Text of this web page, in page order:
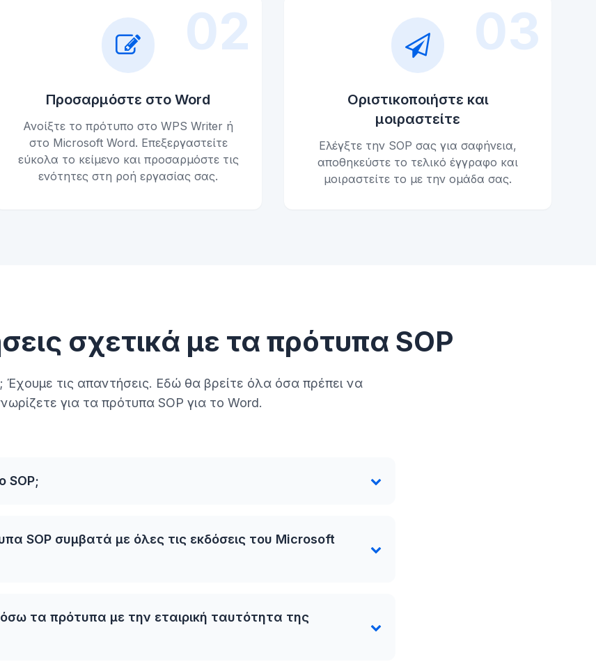
02
Προσαρμόστε στο Word
Ανοίξτε το πρότυπο στο WPS Writer ή
στο Microsoft Word. Επεξεργαστείτε
εύκολα το κείμενο και προσαρμόστε τις
ενότητες στη ροή εργασίας σας.
03
Οριστικοποιήστε και
μοιραστείτε
Ελέγξτε την SOP σας για σαφήνεια,
αποθηκεύστε το τελικό έγγραφο και
μοιραστείτε το με την ομάδα σας.
σχετικά με τα πρότυπα SOP
Έχουμε τις απαντήσεις. Εδώ θα βρείτε όλα όσα πρέπει να
για τα πρότυπα SOP για το Word.
SOP;
SOP συμβατά με όλες τις εκδόσεις του Microsoft
τα πρότυπα με την εταιρική ταυτότητα της